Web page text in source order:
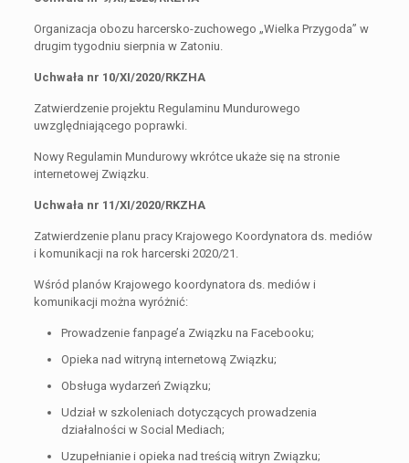
Organizacja obozu harcersko-zuchowego „Wielka Przygoda” w
drugim tygodniu sierpnia w Zatoniu.
Uchwała nr 10/XI/2020/RKZHA
Zatwierdzenie projektu Regulaminu Mundurowego
uwzględniającego poprawki.
Nowy Regulamin Mundurowy wkrótce ukaże się na stronie
internetowej Związku.
Uchwała nr 11/XI/2020/RKZHA
Zatwierdzenie planu pracy Krajowego Koordynatora ds. mediów
i komunikacji na rok harcerski 2020/21.
Wśród planów Krajowego koordynatora ds. mediów i
komunikacji można wyróżnić:
Prowadzenie fanpage’a Związku na Facebooku;
Opieka nad witryną internetową Związku;
Obsługa wydarzeń Związku;
Udział w szkoleniach dotyczących prowadzenia
działalności w Social Mediach;
Uzupełnianie i opieka nad treścią witryn Związku;